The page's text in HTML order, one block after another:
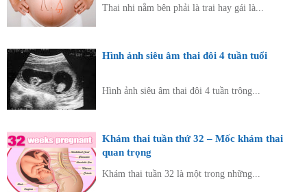
Thai nhi nằm bên phải là trai hay gái là...
Hình ảnh siêu âm thai đôi 4 tuần tuổi
Hình ảnh siêu âm thai đôi 4 tuần trông...
Khám thai tuần thứ 32 – Mốc khám thai
quan trọng
Khám thai tuần 32 là một trong những...